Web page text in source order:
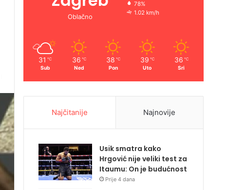
Oblačno
78%
1.02 km/h
31 ℃
Sub
36 ℃
Ned
38 ℃
Pon
39 ℃
Uto
36 ℃
Sri
Najčitanije Najnovije
Usik smatra kako
Hrgović nije veliki test za
Itaumu: On je budućnost
Prije 4 dana